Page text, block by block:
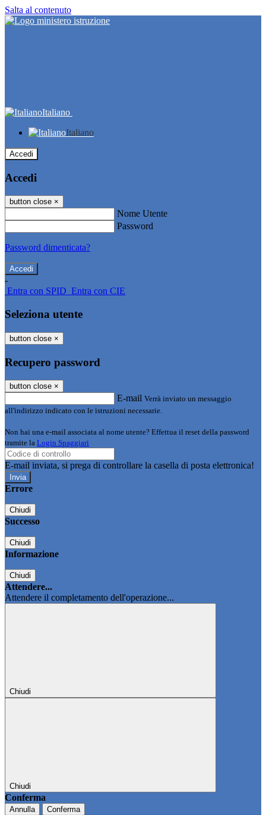
Salta al contenuto
Italiano
Italiano
Accedi
Accedi
button close ×
Nome Utente
Password
Password dimenticata?
-
Entra con SPID Entra con CIE
Seleziona utente
button close ×
Recupero password
button close ×
E-mail Verrà inviato un messaggio
all'indirizzo indicato con le istruzioni necessarie.
Non hai una e-mail associata al nome utente? Effettua il reset della password
tramite la Login Spaggiari
E-mail inviata, si prega di controllare la casella di posta elettronica!
Errore
Chiudi
Successo
Chiudi
Informazione
Chiudi
Attendere...
Attendere il completamento dell'operazione...
Chiudi
Chiudi
Conferma
Annulla Conferma